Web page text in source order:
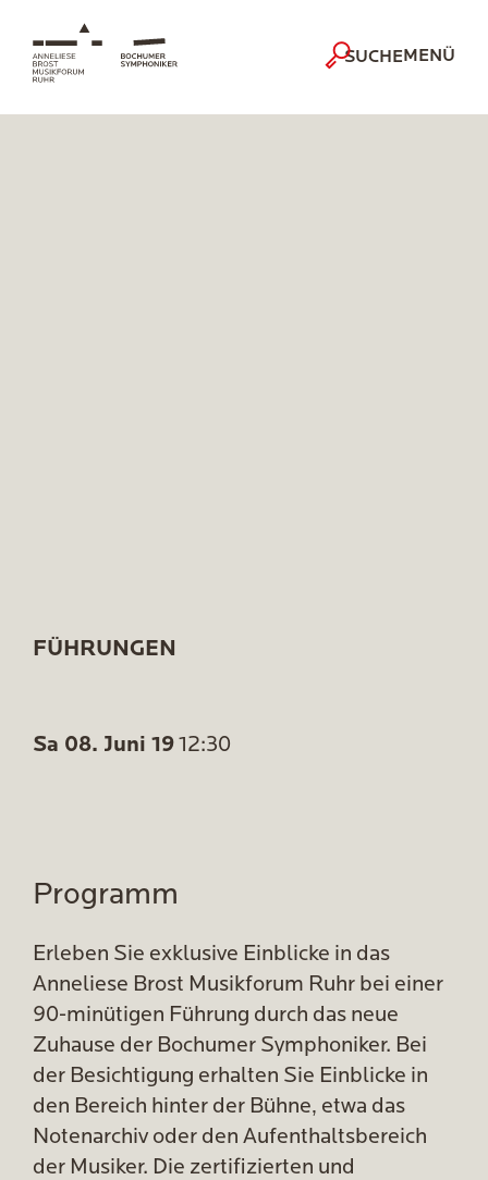
SUCHEMENÜ
FÜHRUNGEN
Sa 08. Juni 19 12:30
Programm
Erleben Sie exklusive Einblicke in das
Anneliese Brost Musikforum Ruhr bei einer
90-minütigen Führung durch das neue
Zuhause der Bochumer Symphoniker. Bei
der Besichtigung erhalten Sie Einblicke in
den Bereich hinter der Bühne, etwa das
Notenarchiv oder den Aufenthaltsbereich
der Musiker. Die zertifizierten und